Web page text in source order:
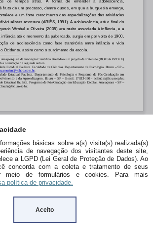
básicas sobre a(s) visita(s) realizada(s)
de navegação dos visitantes deste site,
a LGPD (Lei Geral de Proteção de Dados). Ao
concorda com a coleta e tratamento de seus
meio de formulários e cookies. Para mais
política de privacidade.
Aceito